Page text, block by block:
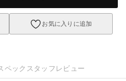
お気に入りに追加
ペック スタッフレビュー